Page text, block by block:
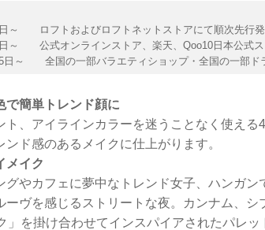
～ ロフトおよびロフトネットストアにて順次先行
～ 公式オンラインストア、楽天、Qoo10日本公式ス
日～ 全国の一部バラエティショップ・全国の一部ド
で簡単トレンド顔に
ト、アイラインカラーを迷うことなく使える
ド感のあるメイクに仕上がります。
メイク
グやカフェに夢中なトレンド女子、ハンガ
ーヴを感じるストリートな夜。カンナム、
」を掛け合わせてインスパイアされたパレ